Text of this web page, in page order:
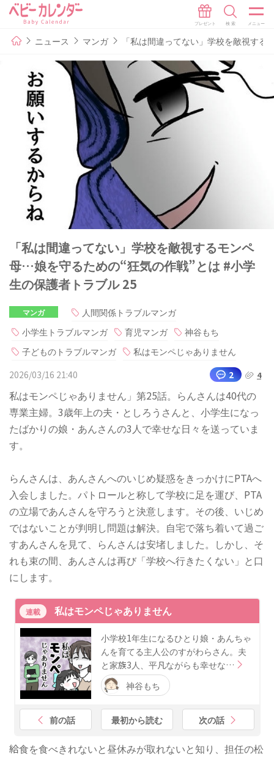
ニュース マンガ 「私は間違ってない」学校を敵視す
「私は間違ってない」学校を敵視するモンペ
母…娘を守るための“狂気の作戦”とは #小学
生の保護者トラブル 25
マンガ
人間関係トラブルマンガ
小学生トラブルマンガ
育児マンガ
神谷もち
子どものトラブルマンガ
私はモンペじゃありません
2026/03/16 21:40
2 4
私はモンペじゃありません」第25話。らんさんは40代の
専業主婦。3歳年上の夫・としろうさんと、小学生になっ
たばかりの娘・あんさんの3人で幸せな日々を送っていま
す。
らんさんは、あんさんへのいじめ疑惑をきっかけにPTAへ
入会しました。パトロールと称して学校に足を運び、PTA
の立場であんさんを守ろうと決意します。その後、いじめ
ではないことが判明し問題は解決。自宅で落ち着いて過ご
すあんさんを見て、らんさんは安堵しました。しかし、そ
れも束の間、あんさんは再び「学校へ行きたくない」と口
にします。
連載 私はモンペじゃありません
小学校1年生になるひとり娘・あんちゃ
んを育てる主人公のすがわらさん。夫
と家族3人、平凡ながらも幸せな…
神谷もち
前の話 最初から読む 次の話
給食を食べきれないと昼休みが取れないと知り、担任の松